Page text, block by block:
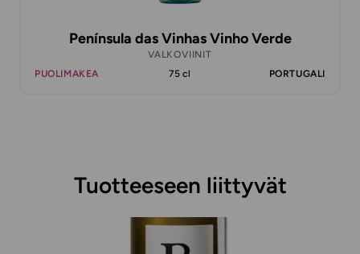
Península das Vinhas Vinho Verde
VALKOVIINIT
PUOLIMAKEA
75 cl PORTUGALI
Tuotteeseen liittyvät